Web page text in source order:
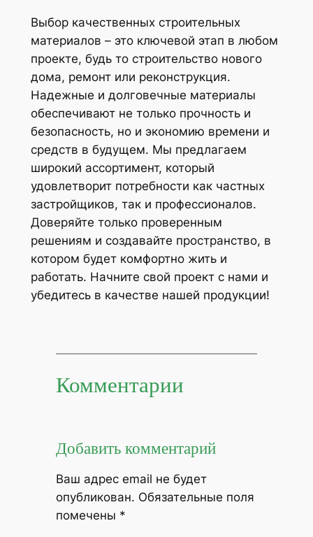
Выбор качественных строительных
материалов – это ключевой этап в любом
проекте, будь то строительство нового
дома, ремонт или реконструкция.
Надежные и долговечные материалы
обеспечивают не только прочность и
безопасность, но и экономию времени и
средств в будущем. Мы предлагаем
широкий ассортимент, который
удовлетворит потребности как частных
застройщиков, так и профессионалов.
Доверяйте только проверенным
решениям и создавайте пространство, в
котором будет комфортно жить и
работать. Начните свой проект с нами и
убедитесь в качестве нашей продукции!
Комментарии
Добавить комментарий
Ваш адрес email не будет
опубликован. Обязательные поля
помечены *